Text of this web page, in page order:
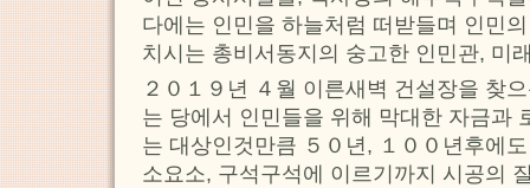
다에는 인민을 하늘처럼 떠받들며 인민
치시는 총비서동지의 숭고한 인민관, 미
２０１９년 ４월 이른새벽 건설장을 찾
는 당에서 인민들을 위해 막대한 자금과
는 대상인것만큼 ５０년, １００년후에
소요소, 구석구석에 이르기까지 시공의